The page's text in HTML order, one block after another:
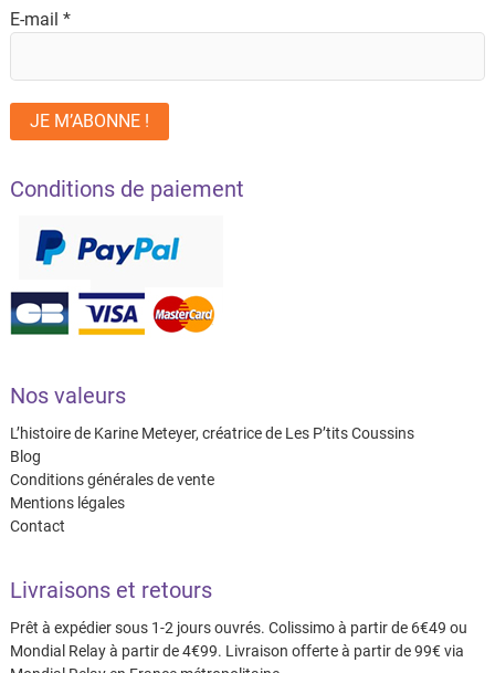
E-mail *
Conditions de paiement
Nos valeurs
L’histoire de Karine Meteyer, créatrice de Les P’tits Coussins
Blog
Conditions générales de vente
Mentions légales
Contact
Livraisons et retours
Prêt à expédier sous 1-2 jours ouvrés. Colissimo à partir de 6€49 ou
Mondial Relay à partir de 4€99. Livraison offerte à partir de 99€ via